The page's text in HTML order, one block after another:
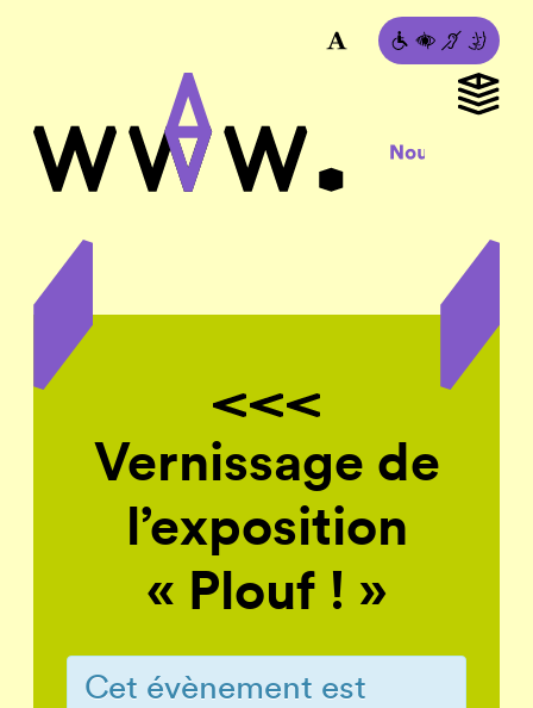
Vernissage de
l’exposition
« Plouf ! »
Cet évènement est